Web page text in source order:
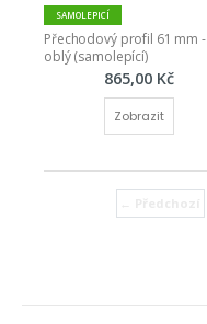
SAMOLEPICÍ
Přechodový profil 61 mm -
oblý (samolepící)
865,00 Kč
Zobrazit